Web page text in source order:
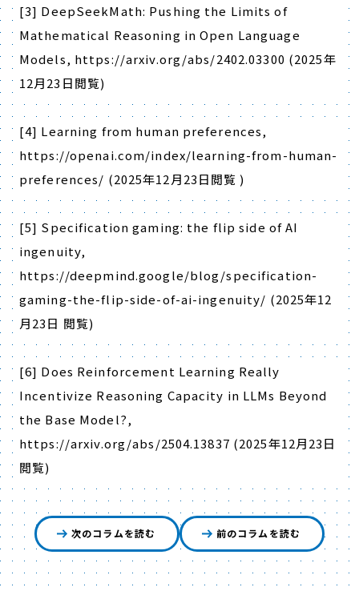
[3] DeepSeekMath: Pushing the Limits of
Mathematical Reasoning in Open Language
Models, https://arxiv.org/abs/2402.03300 (2025年
12月23 日閲覧)
[4] Learning from human preferences,
https://openai.com/index/learning-from-human-
preferences/ (2025年12月23日閲覧 )
[5] Specification gaming: the flip side of AI
ingenuity,
https://deepmind.google/blog/specification-
gaming-the-flip-side-of-ai-ingenuity/ (2025年12
月23日 閲覧)
[6] Does Reinforcement Learning Really
Incentivize Reasoning Capacity in LLMs Beyond
the Base Model?,
https://arxiv.org/abs/2504.13837 (2025年12月23日
閲覧)
次のコラムを読む 前のコラムを読む